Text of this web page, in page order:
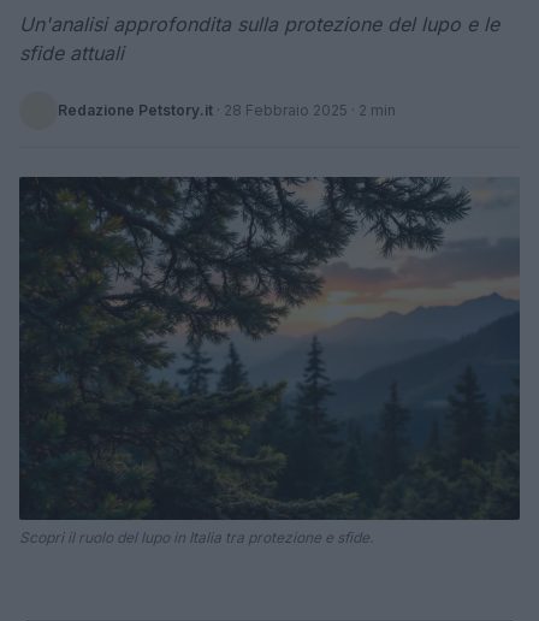
Un'analisi approfondita sulla protezione del lupo e le
sfide attuali
Redazione Petstory.it · 28 Febbraio 2025 · 2 min
Scopri il ruolo del lupo in Italia tra protezione e sfide.